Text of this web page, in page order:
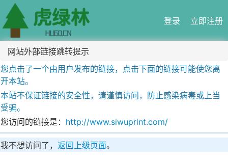
登录 立即注册
网站外部链接跳转提示
您点击了一个由用户发布的链接，点击下面的链接可能使您离
开本站。
本站不保证链接的安全性，请谨慎访问，防止感染病毒或上当
受骗。
您访问的链接是： http://www.siwuprint.com/
我不想访问了， 返回上级页面。